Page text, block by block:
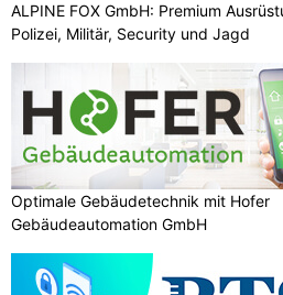
ALPINE FOX GmbH: Premium
Polizei, Militär, Security und Jagd
Optimale Gebäudetechnik mit Hofer
Gebäudeautomation GmbH